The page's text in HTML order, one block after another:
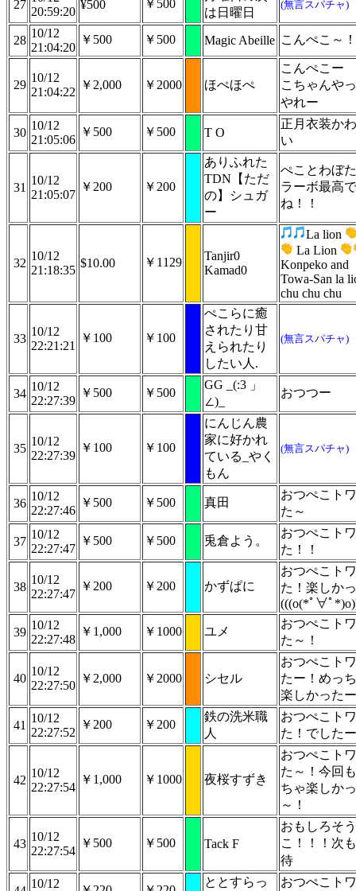
27
20:59:20
¥500 ￥500
は日曜日
(無言スパチャ)
28
10/12
21:04:20
￥500 ￥500 Magic Abeille こんぺこ～！
29
10/12
21:04:22
￥2,000 ￥2000 ほぺほぺ
こんぺこー
こちゃんや
やれー
30
10/12
21:05:06
￥500 ￥500 T O
正月衣装か
い
31
10/12
21:05:07
￥200 ￥200
ありふれた
TDN【ただ
の】シュガ
ー
ぺことわぼ
ラーボ最高
ね！！
32
10/12
21:18:35
$10.00 ￥1129
Tanjir0
Kamad0
La lion
La Lion
Konpeko and
Towa-San la
chu chu chu
33
10/12
22:21:21
￥100 ￥100
ぺこらに癒
されたり甘
えられたり
したい人.
(無言スパチャ)
34
10/12
22:27:39
￥500 ￥500
GG _(:3 」
∠)_
おつつー
35
10/12
22:27:39
￥100 ￥100
にんじん農
家に好かれ
ている_やく
もん
(無言スパチャ)
36
10/12
22:27:46
￥500 ￥500 真田
おつぺこト
た～
37
10/12
22:27:47
￥500 ￥500 兎倉よう。
おつぺこト
た！！
38
10/12
22:27:47
￥200 ￥200 かずぱに
おつぺこト
た！楽しか
(((o(*ﾟ∀ﾟ
39
10/12
22:27:48
￥1,000 ￥1000 ユメ
おつぺこト
た～！
40
10/12
22:27:50
￥2,000 ￥2000 シセル
おつぺこト
たー！めっ
楽しかった
41
10/12
22:27:52
￥200 ￥200
鉄の洗米職
人
おつぺこト
た！でした
42
10/12
22:27:54
￥1,000 ￥1000 夜桜すずき
おつぺこト
た～！今回
ちゃ楽しか
～！
43
10/12
22:27:54
￥500 ￥500 Tack F
おもしろそ
こ！！！次
待
10/12 ととすらっ おつぺこト